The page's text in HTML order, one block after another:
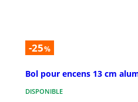
-25%
Bol pour encens 13 cm
DISPONIBLE